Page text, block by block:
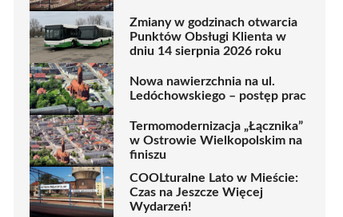
Zmiany w godzinach otwarcia
Punktów Obsługi Klienta w
dniu 14 sierpnia 2026 roku
Nowa nawierzchnia na ul.
Ledóchowskiego – postęp prac
Termomodernizacja „Łącznika”
w Ostrowie Wielkopolskim na
finiszu
COOLturalne Lato w Mieście:
Czas na Jeszcze Więcej
Wydarzeń!